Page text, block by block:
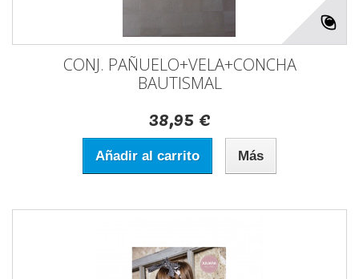
CONJ. PAÑUELO+VELA+CONCHA
BAUTISMAL
38,95 €
Añadir al carrito Más